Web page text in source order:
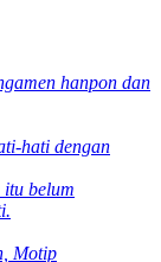
hati dengan
Motip